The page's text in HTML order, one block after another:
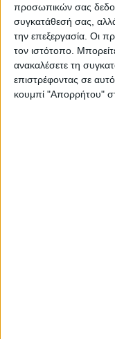
προσωπικών σας
συγκατάθεσή σας,
την επεξεργασία. Οι
τον ιστότοπο.
ανακαλέσετε τη
επιστρέφοντας σε
κουμπί "Απορρήτου"
ΕΛΛΑΔΑ
Συλλυπητήριο
Καρδίτσας για